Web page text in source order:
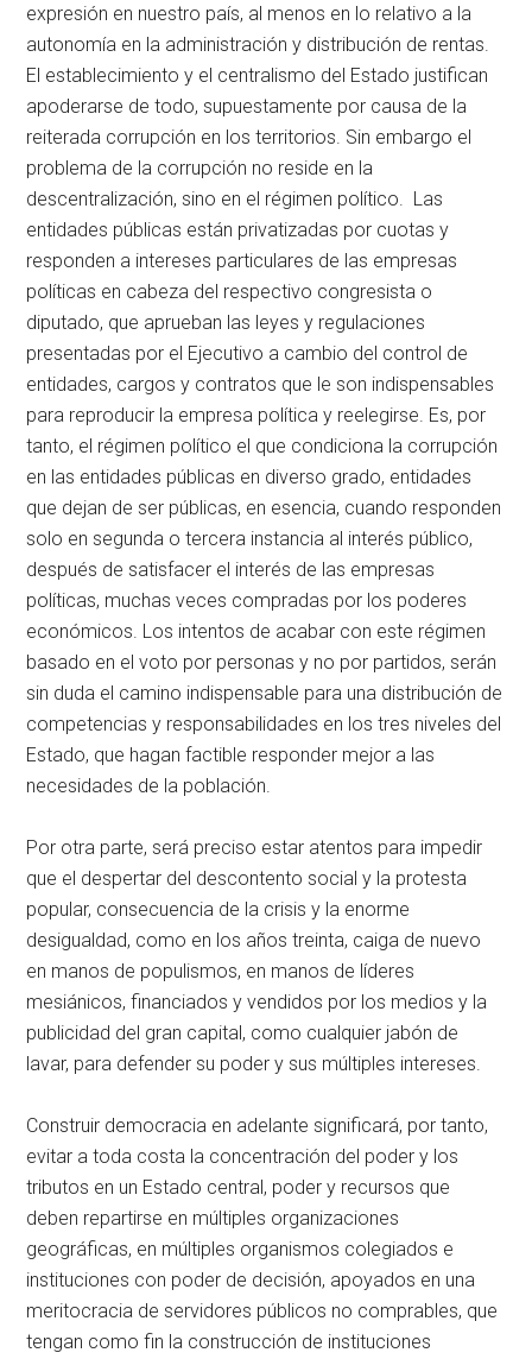
expresión en nuestro país, al menos en lo relativo a la
autonomía en la administración y distribución de rentas.
El establecimiento y el centralismo del Estado justifican
apoderarse de todo, supuestamente por causa de la
reiterada corrupción en los territorios. Sin embargo el
problema de la corrupción no reside en la
descentralización, sino en el régimen político. Las
entidades públicas están privatizadas por cuotas y
responden a intereses particulares de las empresas
políticas en cabeza del respectivo congresista o
diputado, que aprueban las leyes y regulaciones
presentadas por el Ejecutivo a cambio del control de
entidades, cargos y contratos que le son indispensables
para reproducir la empresa política y reelegirse. Es, por
tanto, el régimen político el que condiciona la corrupción
en las entidades públicas en diverso grado, entidades
que dejan de ser públicas, en esencia, cuando responden
solo en segunda o tercera instancia al interés público,
después de satisfacer el interés de las empresas
políticas, muchas veces compradas por los poderes
económicos. Los intentos de acabar con este régimen
basado en el voto por personas y no por partidos, serán
sin duda el camino indispensable para una distribución de
competencias y responsabilidades en los tres niveles del
Estado, que hagan factible responder mejor a las
necesidades de la población.
Por otra parte, será preciso estar atentos para impedir
que el despertar del descontento social y la protesta
popular, consecuencia de la crisis y la enorme
desigualdad, como en los años treinta, caiga de nuevo
en manos de populismos, en manos de líderes
mesiánicos, financiados y vendidos por los medios y la
publicidad del gran capital, como cualquier jabón de
lavar, para defender su poder y sus múltiples intereses.
Construir democracia en adelante significará, por tanto,
evitar a toda costa la concentración del poder y los
tributos en un Estado central, poder y recursos que
deben repartirse en múltiples organizaciones
geográficas, en múltiples organismos colegiados e
instituciones con poder de decisión, apoyados en una
meritocracia de servidores públicos no comprables, que
tengan como fin la construcción de instituciones